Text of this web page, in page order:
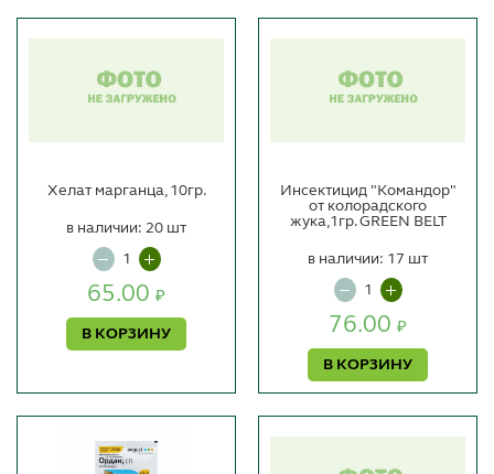
Хелат марганца, 10гр.
65.00 ₽
В КОРЗИНУ
в наличии: 20 шт
Инсектицид "Командор"
от колорадского
жука,1гр. GREEN BELT
76.00 ₽
В КОРЗИНУ
в наличии: 17 шт